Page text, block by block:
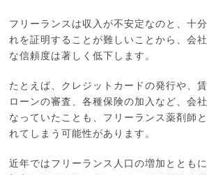
フリーランスは収入が不安定なのと、十
れを証明することが難しいことから、会
な信頼度は著しく低下します。
たとえば、クレジットカードの発行や、
ローンの審査、各種保険の加入など、会
なっていたことも、フリーランス薬剤師
れてしまう可能性があります。
近年ではフリーランス人口の増加ととも